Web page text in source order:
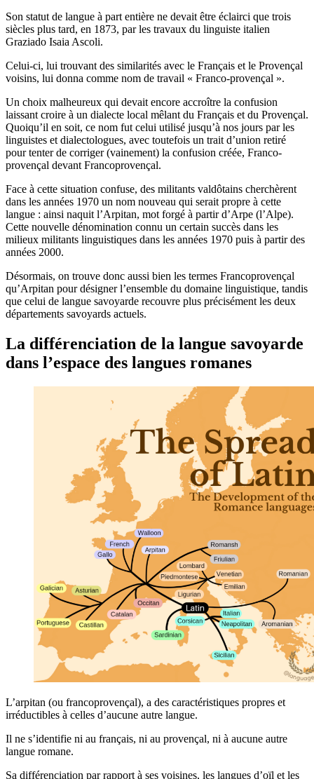
Son statut de langue à part entière ne devait être éclairci que trois
siècles plus tard, en 1873, par les travaux du linguiste italien
Graziado Isaia Ascoli.
Celui-ci, lui trouvant des similarités avec le Français et le Provençal
voisins, lui donna comme nom de travail « Franco-provençal ».
Un choix malheureux qui devait encore accroître la confusion
laissant croire à un dialecte local mêlant du Français et du Provençal.
Quoiqu’il en soit, ce nom fut celui utilisé jusqu’à nos jours par les
linguistes et dialectologues, avec toutefois un trait d’union retiré
pour tenter de corriger (vainement) la confusion créée, Franco-
provençal devant Francoprovençal.
Face à cette situation confuse, des militants valdôtains cherchèrent
dans les années 1970 un nom nouveau qui serait propre à cette
langue : ainsi naquit l’Arpitan, mot forgé à partir d’Arpe (l’Alpe).
Cette nouvelle dénomination connu un certain succès dans les
milieux militants linguistiques dans les années 1970 puis à partir des
années 2000.
Désormais, on trouve donc aussi bien les termes Francoprovençal
qu’Arpitan pour désigner l’ensemble du domaine linguistique, tandis
que celui de langue savoyarde recouvre plus précisément les deux
départements savoyards actuels.
La différenciation de la langue savoyarde
dans l’espace des langues romanes
L’arpitan (ou francoprovençal), a des caractéristiques propres et
irréductibles à celles d’aucune autre langue.
Il ne s’identifie ni au français, ni au provençal, ni à aucune autre
langue romane.
Sa différenciation par rapport à ses voisines, les langues d’oïl et les